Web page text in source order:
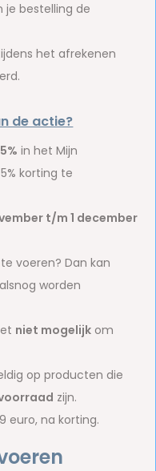
je bestelling de
het afrekenen
de actie?
in het Mijn
korting te
t/m 1 december
voeren? Dan kan
alsnog worden
niet mogelijk om
op producten die
zijn.
euro, na korting.